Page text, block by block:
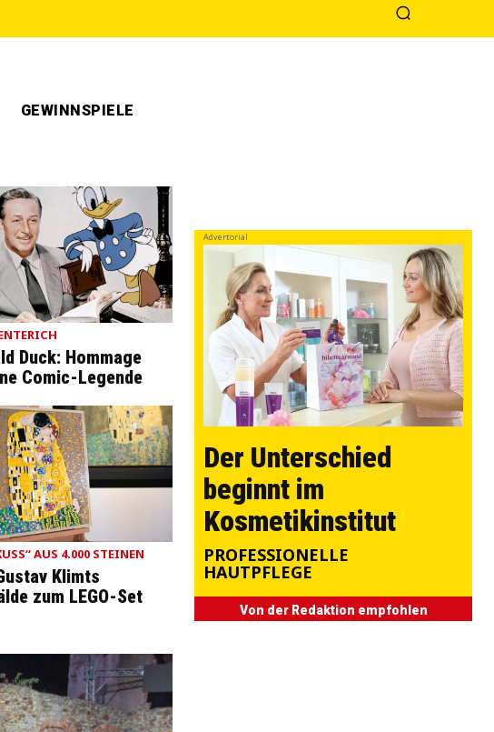
GEWINNSPIELE
Duck: Hommage
Comic-Legende
AUS 4.000 STEINEN
Klimts
zum LEGO-Set
Advertorial
Der Unterschied
beginnt im
Kosmetikinstitut
PROFESSIONELLE
HAUTPFLEGE
Von der Redaktion empfohlen